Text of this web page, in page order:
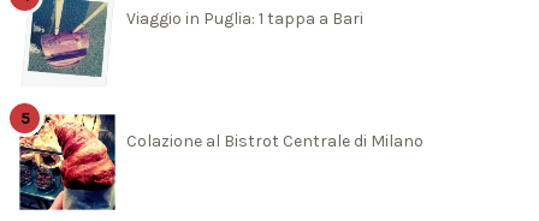
Viaggio in Puglia: 1 tappa a Bari
Colazione al Bistrot Centrale di Milano